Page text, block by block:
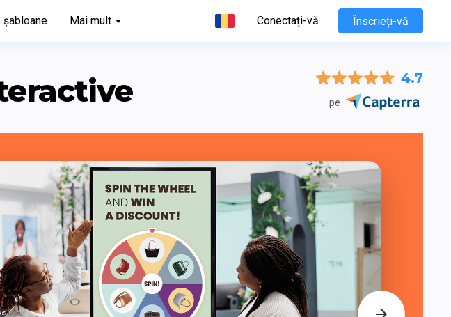
șabloane Mai mult Conectați-vă Înscrieți-vă
4.7
pe